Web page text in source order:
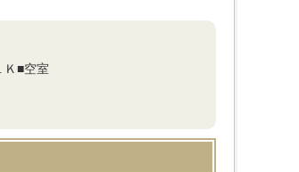
Ｋ■空室